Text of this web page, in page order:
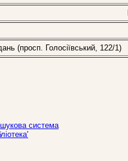
(просп. Голосіївський, 122/1)
система